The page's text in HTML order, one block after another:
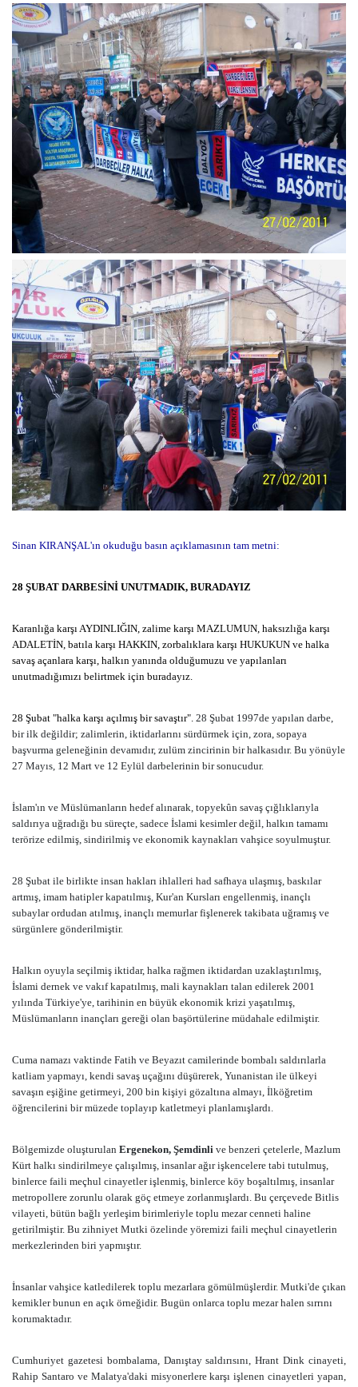
Sinan KIRANŞAL'ın okuduğu basın açıklamasının tam metni:
28 ŞUBAT DARBESİNİ UNUTMADIK, BURADAYIZ
Karanlığa karşı AYDINLIĞIN, zalime karşı MAZLUMUN, haksızlığa karşı
ADALETİN, batıla karşı HAKKIN, zorbalıklara karşı HUKUKUN ve halka
savaş açanlara karşı, halkın yanında olduğumuzu ve yapılanları
unutmadığımızı belirtmek için buradayız.
28 Şubat "halka karşı açılmış bir savaştır". 28 Şubat 1997de yapılan darbe,
bir ilk değildir; zalimlerin, iktidarlarını sürdürmek için, zora, sopaya
başvurma geleneğinin devamıdır, zulüm zincirinin bir halkasıdır. Bu yönüyle
27 Mayıs, 12 Mart ve 12 Eylül darbelerinin bir sonucudur.
İslam'ın ve Müslümanların hedef alınarak, topyekûn savaş çığlıklarıyla
saldırıya uğradığı bu süreçte, sadece İslami kesimler değil, halkın tamamı
terörize edilmiş, sindirilmiş ve ekonomik kaynakları vahşice soyulmuştur.
28 Şubat ile birlikte insan hakları ihlalleri had safhaya ulaşmış, baskılar
artmış, imam hatipler kapatılmış, Kur'an Kursları engellenmiş, inançlı
subaylar ordudan atılmış, inançlı memurlar fişlenerek takibata uğramış ve
sürgünlere gönderilmiştir.
Halkın oyuyla seçilmiş iktidar, halka rağmen iktidardan uzaklaştırılmış,
İslami dernek ve vakıf kapatılmış, mali kaynakları talan edilerek 2001
yılında Türkiye'ye, tarihinin en büyük ekonomik krizi yaşatılmış,
Müslümanların inançları gereği olan başörtülerine müdahale edilmiştir.
Cuma namazı vaktinde Fatih ve Beyazıt camilerinde bombalı saldırılarla
katliam yapmayı, kendi savaş uçağını düşürerek, Yunanistan ile ülkeyi
savaşın eşiğine getirmeyi, 200 bin kişiyi gözaltına almayı, İlköğretim
öğrencilerini bir müzede toplayıp katletmeyi planlamışlardı.
Bölgemizde oluşturulan Ergenekon, Şemdinli ve benzeri çetelerle, Mazlum
Kürt halkı sindirilmeye çalışılmış, insanlar ağır işkencelere tabi tutulmuş,
binlerce faili meçhul cinayetler işlenmiş, binlerce köy boşaltılmış, insanlar
metropollere zorunlu olarak göç etmeye zorlanmışlardı. Bu çerçevede Bitlis
vilayeti, bütün bağlı yerleşim birimleriyle toplu mezar cenneti haline
getirilmiştir. Bu zihniyet Mutki özelinde yöremizi faili meçhul cinayetlerin
merkezlerinden biri yapmıştır.
İnsanlar vahşice katledilerek toplu mezarlara gömülmüşlerdir. Mutki'de çıkan
kemikler bunun en açık örneğidir. Bugün onlarca toplu mezar halen sırrını
korumaktadır.
Cumhuriyet gazetesi bombalama, Danıştay saldırısını, Hrant Dink cinayeti,
Rahip Santaro ve Malatya'daki misyonerlere karşı işlenen cinayetleri yapan,